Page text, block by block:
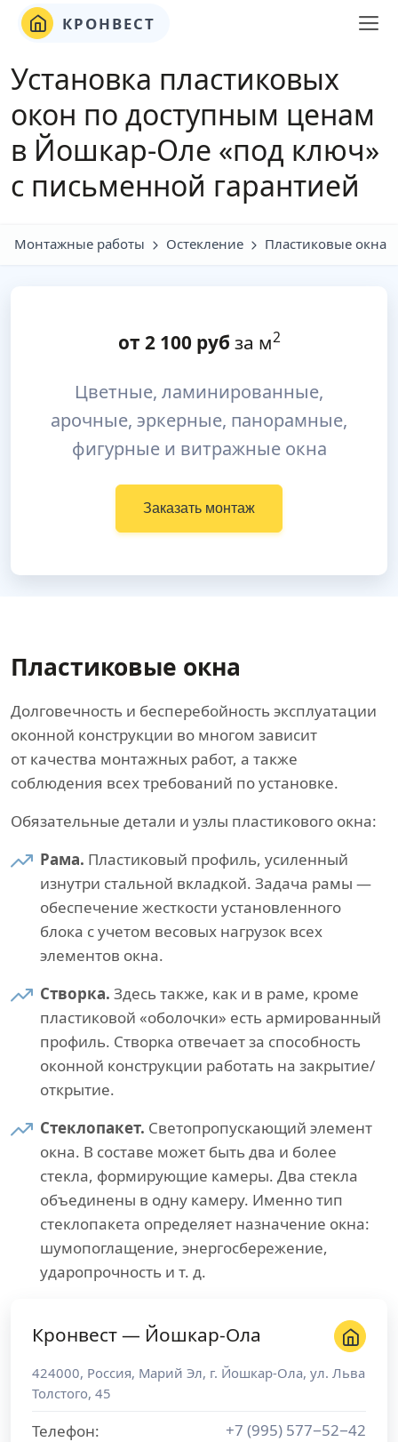
КРОНВЕСТ
Установка пластиковых
окон по доступным ценам
в Йошкар-Оле «под ключ»
с письменной гарантией
Монтажные работы Остекление Пластиковые окна
от 2 100руб за м2
Цветные, ламинированные,
арочные, эркерные, панорамные,
фигурные и витражные окна
Заказать монтаж
Пластиковые окна
Долговечность и бесперебойность эксплуатации
оконной конструкции во многом зависит
от качества монтажных работ, а также
соблюдения всех требований по установке.
Обязательные детали и узлы пластикового окна:
Рама. Пластиковый профиль, усиленный
изнутри стальной вкладкой. Задача рамы —
обеспечение жесткости установленного
блока с учетом весовых нагрузок всех
элементов окна.
Створка. Здесь также, как и в раме, кроме
пластиковой «оболочки» есть армированный
профиль. Створка отвечает за способность
оконной конструкции работать на закрытие/
открытие.
Стеклопакет. Светопропускающий элемент
окна. В составе может быть два и более
стекла, формирующие камеры. Два стекла
объединены в одну камеру. Именно тип
стеклопакета определяет назначение окна:
шумопоглащение, энергосбережение,
ударопрочность и т. д.
Кронвест — Йошкар-Ола
424000, Россия, Марий Эл, г. Йошкар-Ола, ул. Льва
Толстого, 45
Телефон:
+7 (995) 577−52−42